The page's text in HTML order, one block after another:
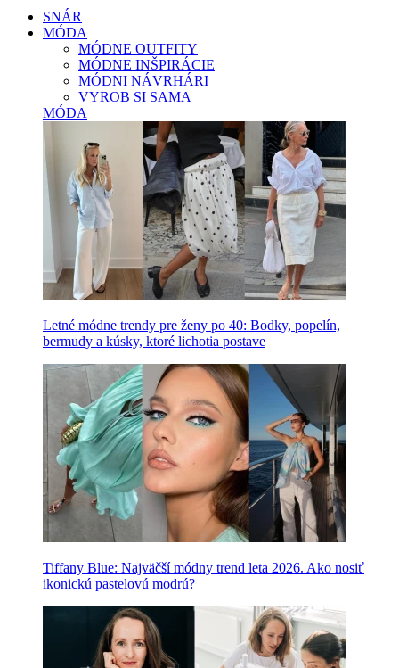
SNÁR
MÓDA
MÓDNE OUTFITY
MÓDNE INŠPIRÁCIE
MÓDNI NÁVRHÁRI
VYROB SI SAMA
MÓDA
Letné módne trendy pre ženy po 40: Bodky, popelín,
bermudy a kúsky, ktoré lichotia postave
Tiffany Blue: Najväčší módny trend leta 2026. Ako nosiť
ikonickú pastelovú modrú?